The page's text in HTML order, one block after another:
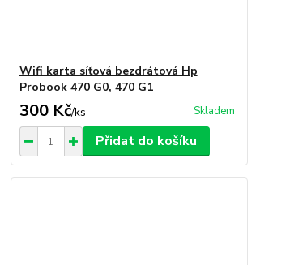
Wifi karta síťová bezdrátová Hp
Probook 470 G0, 470 G1
300 Kč/ks Skladem
Přidat do košíku